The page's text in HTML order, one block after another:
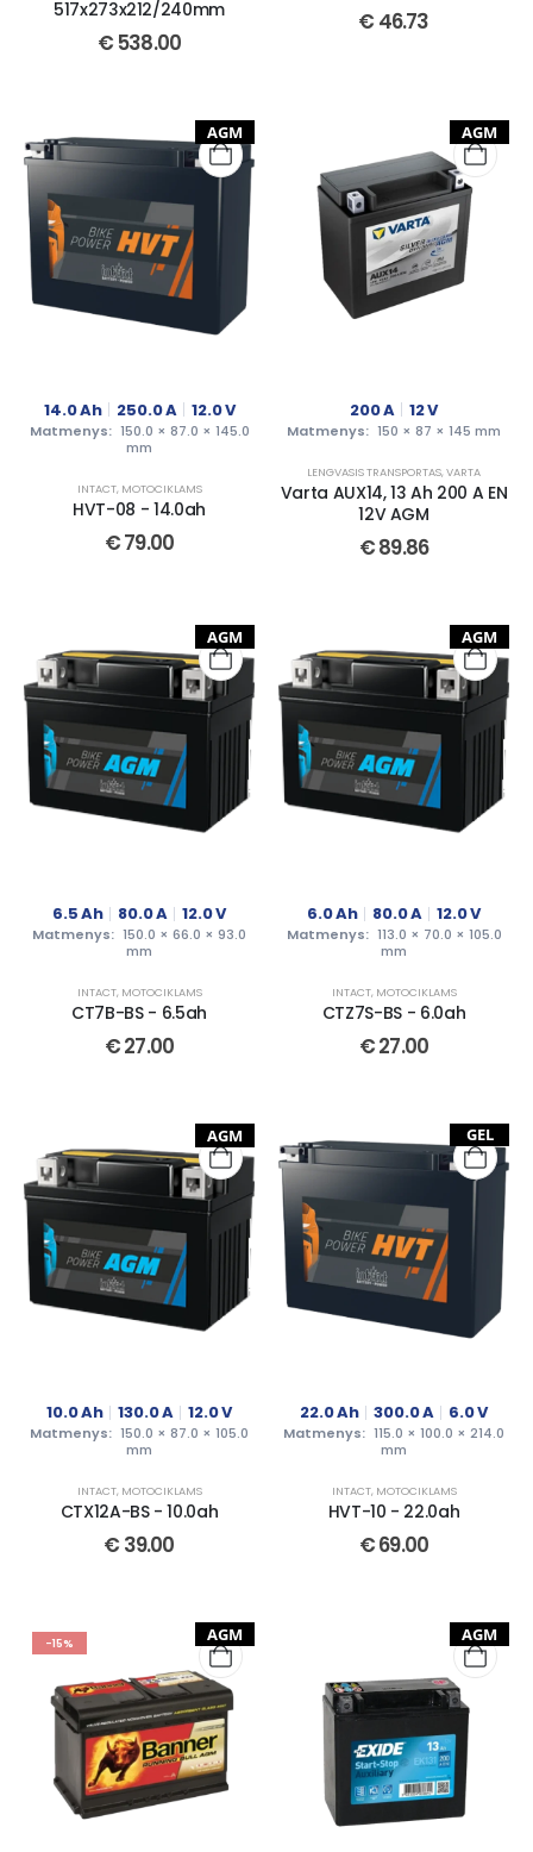
517x273x212/240mm
€ 538.00
€ 46.73
AGM
14.0Ah 250.0A 12.0V
Matmenys: 150.0 × 87.0 × 145.0
mm
INTACT, MOTOCIKLAMS
HVT-08 - 14.0ah
€79.00
AGM
200A 12V
Matmenys: 150 × 87 × 145 mm
LENGVASIS TRANSPORTAS,VARTA
Varta AUX14, 13 Ah 200 A EN
12V AGM
€89.86
AGM
6.5Ah 80.0A 12.0V
Matmenys: 150.0 × 66.0 × 93.0
mm
INTACT, MOTOCIKLAMS
CT7B-BS - 6.5ah
€27.00
AGM
6.0Ah 80.0A 12.0V
Matmenys: 113.0 × 70.0 × 105.0
mm
INTACT, MOTOCIKLAMS
CTZ7S-BS - 6.0ah
€27.00
AGM
10.0Ah 130.0A 12.0V
Matmenys: 150.0 × 87.0 × 105.0
mm
INTACT, MOTOCIKLAMS
CTX12A-BS - 10.0ah
€ 39.00
GEL
22.0Ah 300.0A 6.0V
Matmenys: 115.0 × 100.0 × 214.0
mm
INTACT, MOTOCIKLAMS
HVT-10 - 22.0ah
€69.00
-15% AGM AGM